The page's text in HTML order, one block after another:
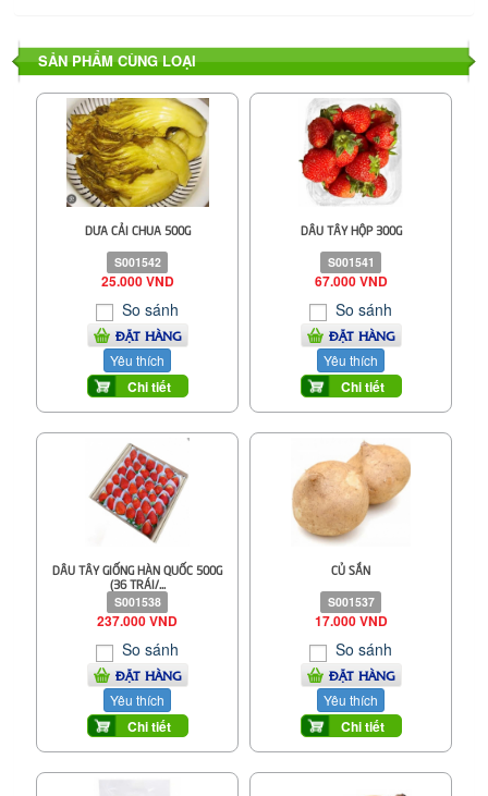
SẢN PHẨM CÙNG LOẠI
DƯA CẢI CHUA 500G
S001542
25.000 VND
So sánh
ĐẶT HÀNG
Yêu thích
Chi tiết
DÂU TÂY HỘP 300G
S001541
67.000 VND
So sánh
ĐẶT HÀNG
Yêu thích
Chi tiết
DÂU TÂY GIỐNG HÀN QUỐC 500G
(36 TRÁI/...
S001538
237.000 VND
So sánh
ĐẶT HÀNG
Yêu thích
Chi tiết
CỦ SẮN
S001537
17.000 VND
So sánh
ĐẶT HÀNG
Yêu thích
Chi tiết